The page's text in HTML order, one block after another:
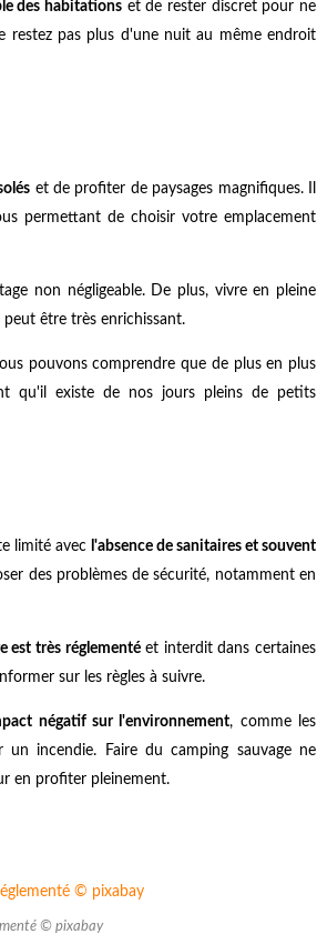
des habitations et de rester discret pour ne
restez pas plus d'une nuit au même endroit
et de profiter de paysages magnifiques. Il
permettant de choisir votre emplacement
non négligeable. De plus, vivre en pleine
être très enrichissant.
pouvons comprendre que de plus en plus
qu'il existe de nos jours pleins de petits
limité avec l'absence de sanitaires et souvent
des problèmes de sécurité, notamment en
est très réglementéet interdit dans certaines
sur les règles à suivre.
négatif sur l'environnement, comme les
incendie. Faire du camping sauvage ne
en profiter pleinement.
© pixabay